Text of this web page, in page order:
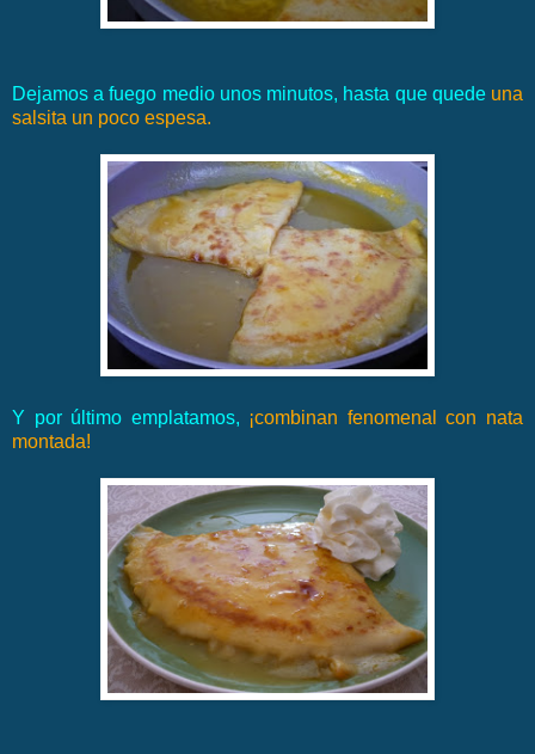
Dejamos a fuego medio unos minutos, hasta que quedeuna
salsita un poco espesa.
Y por último emplatamos, ¡combinan fenomenal con nata
montada!